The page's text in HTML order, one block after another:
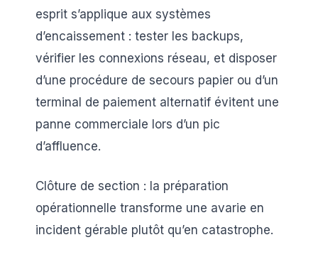
esprit s’applique aux systèmes
d’encaissement : tester les backups,
vérifier les connexions réseau, et disposer
d’une procédure de secours papier ou d’un
terminal de paiement alternatif évitent une
panne commerciale lors d’un pic
d’affluence.
Clôture de section : la préparation
opérationnelle transforme une avarie en
incident gérable plutôt qu’en catastrophe.